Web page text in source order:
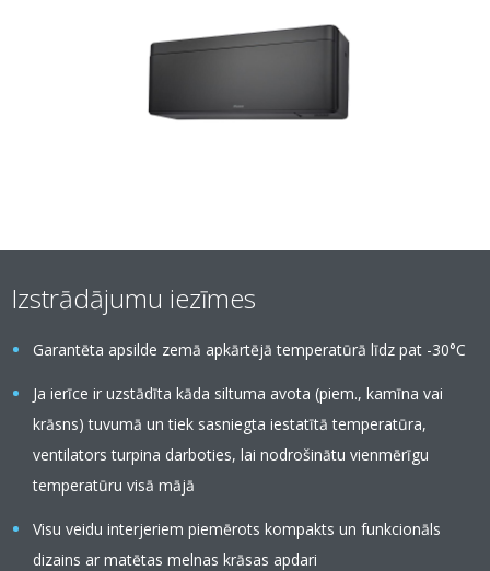
Izstrādājumu iezīmes
Garantēta apsilde zemā apkārtējā temperatūrā līdz pat -30°C
Ja ierīce ir uzstādīta kāda siltuma avota (piem., kamīna vai
krāsns) tuvumā un tiek sasniegta iestatītā temperatūra,
ventilators turpina darboties, lai nodrošinātu vienmērīgu
temperatūru visā mājā
Visu veidu interjeriem piemērots kompakts un funkcionāls
dizains ar matētas melnas krāsas apdari